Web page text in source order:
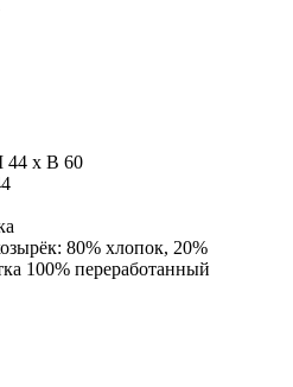
x В 60
80% хлопок, 20%
100% переработанный